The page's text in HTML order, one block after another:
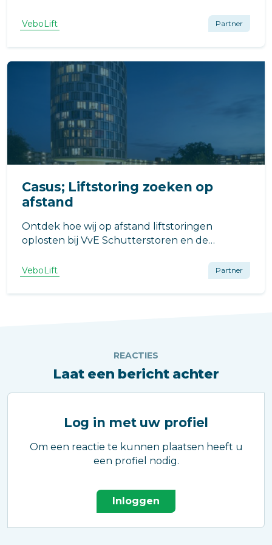
VeboLift Partner
Casus; Liftstoring zoeken op
afstand
Ontdek hoe wij op afstand liftstoringen
oplosten bij VvE Schutterstoren en de
onze innovatieve oplossingen.
VeboLift Partner
REACTIES
Laat een bericht achter
Log in met uw profiel
Om een reactie te kunnen plaatsen heeft u
een profiel nodig.
Inloggen